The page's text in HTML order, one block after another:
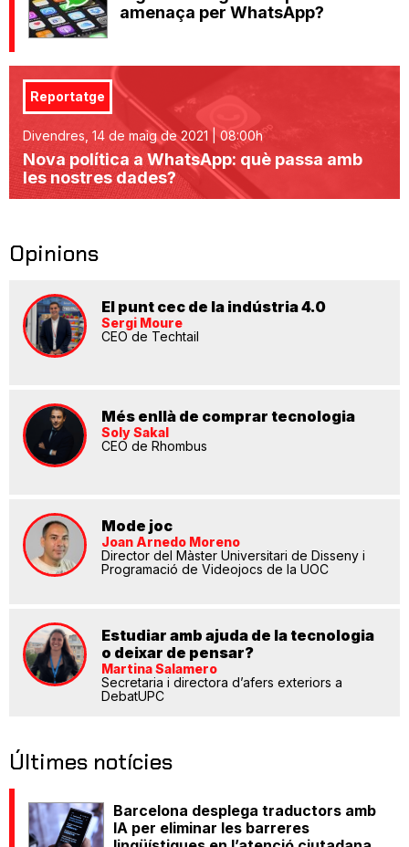
amenaça per WhatsApp?
Reportatge
Divendres, 14 de maig de 2021 | 08:00h
Nova política a WhatsApp: què passa amb
les nostres dades?
Opinions
El punt cec de la indústria 4.0
Sergi Moure
CEO de Techtail
Més enllà de comprar tecnologia
Soly Sakal
CEO de Rhombus
Mode joc
Joan Arnedo Moreno
Director del Màster Universitari de Disseny i
Programació de Videojocs de la UOC
Estudiar amb ajuda de la tecnologia
o deixar de pensar?
Martina Salamero
Secretaria i directora d’afers exteriors a
DebatUPC
Últimes notícies
Barcelona desplega traductors amb
IA per eliminar les barreres